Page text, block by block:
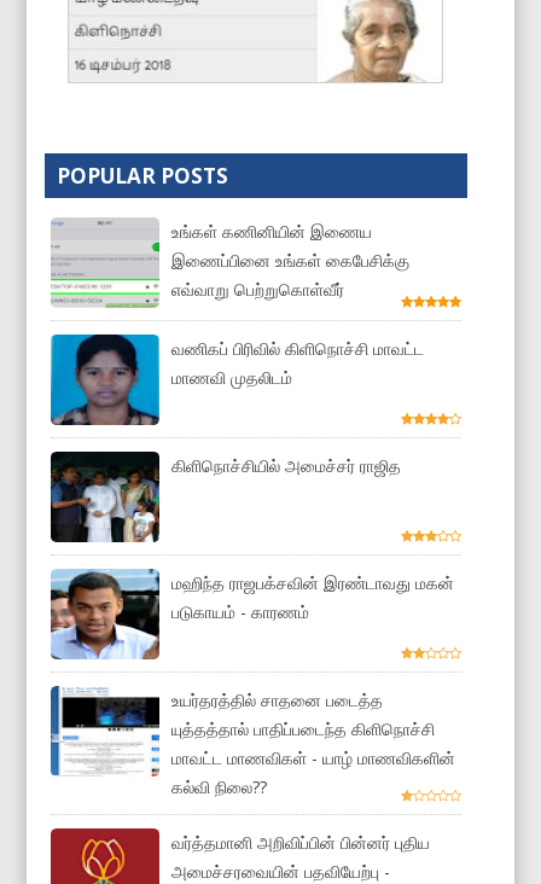
POPULAR POSTS
உங்கள் கணினியின் இணைய
இணைப்பினை உங்கள் கைபேசிக்கு
எவ்வாறு பெற்றுகொள்வீர்
வணிகப் பிரிவில் கிளிநொச்சி மாவட்ட
மாணவி முதலிடம்
கிளிநொச்சியில் அமைச்சர் ராஜித
மஹிந்த ராஜபக்சவின் இரண்டாவது மகன்
படுகாயம் - காரணம்
உயர்தரத்தில் சாதனை படைத்த
யுத்தத்தால் பாதிப்படைந்த கிளிநொச்சி
மாவட்ட மாணவிகள் - யாழ் மாணவிகளின்
கல்வி நிலை??
வர்த்தமானி அறிவிப்பின் பின்னர் புதிய
அமைச்சரவையின் பதவியேற்பு -